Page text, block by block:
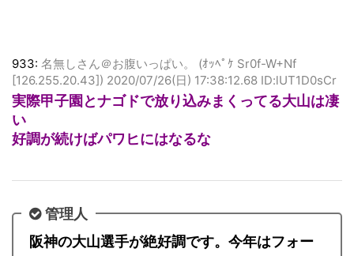
933: 名無しさん＠お腹いっぱい。 (ｵｯﾍﾟｹ Sr0f-W+Nf
[126.255.20.43]) 2020/07/26(日) 17:38:12.68 ID:lUT1D0sCr
実際甲子園とナゴドで放り込みまくってる大山は凄
い
好調が続けばパワヒにはなるな
管理人
阪神の大山選手が絶好調です。今年はフォー